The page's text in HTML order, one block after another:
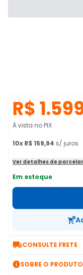
R$
À vista no PIX
10x R$ 159,94 s/ juros
Ver detalhes de
Em estoque
CONSULTE FRETE
SOBRE O PRODUTO